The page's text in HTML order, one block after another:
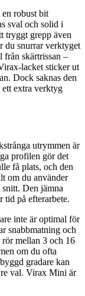
robust bit
sval och solid i
tryggt grepp även
du snurrar verktyget
från skärtrissan –
lacket sticker ut
Dock saknas den
ett extra verktyg
utrymmen är
profilen gör det
få plats, och den
om du använder
Den jämna
tid på efterarbete.
inte är optimal för
snabbmatning och
rör mellan 3 och 16
om du ofta
gradare kan
val. Virax Mini är